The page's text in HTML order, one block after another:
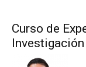
Curso de